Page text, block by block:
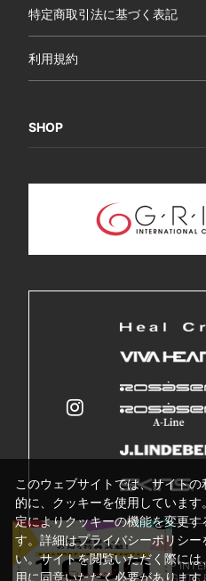
特定商取引法に基づく表記
利用規約
SHOP
Copyright © GRIP
ALL RIGHTS
このウェブサイトでは、サイトの
的に、クッキーを使用しています
定によりクッキーの機能を変更す
す。詳細はプライバシーポリシー
い。サイトを閲覧いただく際には
用に同意いただく必要があります